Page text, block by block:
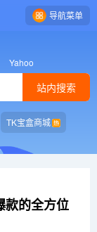
导航菜单
Yahoo
站内搜索
TK宝盒商城
款的全方位